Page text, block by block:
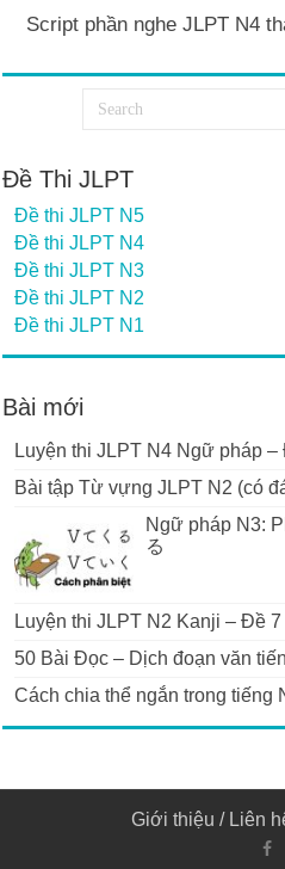
Script phần nghe JLPT N4
Đề Thi JLPT
Đề thi JLPT N5
Đề thi JLPT N4
Đề thi JLPT N3
Đề thi JLPT N2
Đề thi JLPT N1
Bài mới
Luyện thi JLPT N4 Ngữ pháp –
Bài tập Từ vựng JLPT N2 (có
Ngữ pháp N3:
る
Luyện thi JLPT N2 Kanji – Đề 7
50 Bài Đọc – Dịch đoạn văn
Cách chia thể ngắn trong tiếng
Giới thiệu / Liên